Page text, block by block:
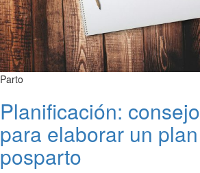
Parto
Planificación:
para elaborar un
posparto